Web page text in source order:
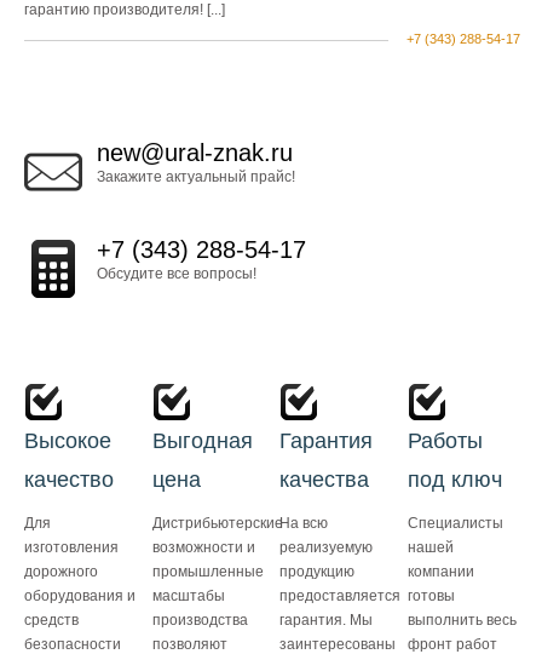
гарантию производителя! [...]
+7 (343) 288-54-17
new@ural-znak.ru
Закажите актуальный прайс!
+7 (343) 288-54-17
Обсудите все вопросы!
Высокое
качество
Для
изготовления
дорожного
оборудования и
средств
безопасности
Выгодная
цена
Дистрибьютерские
возможности и
промышленные
масштабы
производства
позволяют
Гарантия
качества
На всю
реализуемую
продукцию
предоставляется
гарантия. Мы
заинтересованы
Работы
под ключ
Специалисты
нашей
компании
готовы
выполнить весь
фронт работ